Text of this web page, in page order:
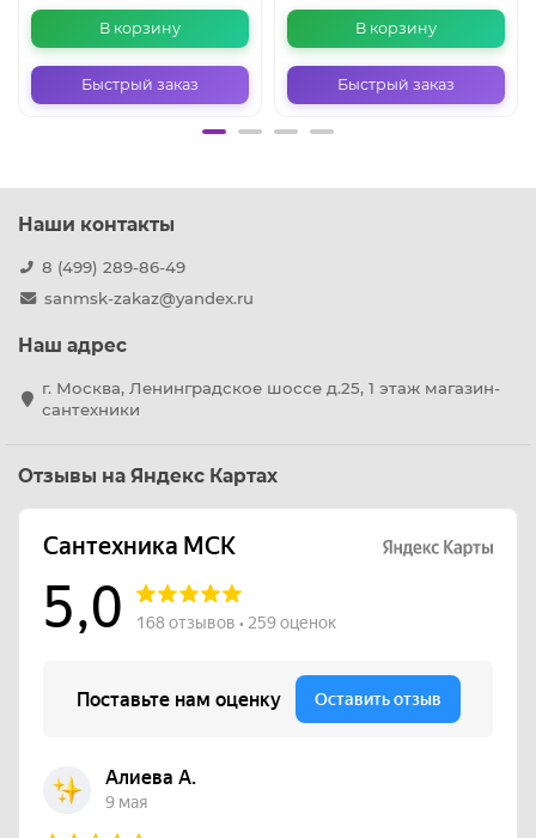
В корзину
Быстрый заказ
В корзину
Быстрый заказ
Наши контакты
8 (499) 289-86-49
sanmsk-zakaz@yandex.ru
Наш адрес
г. Москва, Ленинградское шоссе д.25, 1 этаж магазин-
сантехники
Отзывы на Яндекс Картах